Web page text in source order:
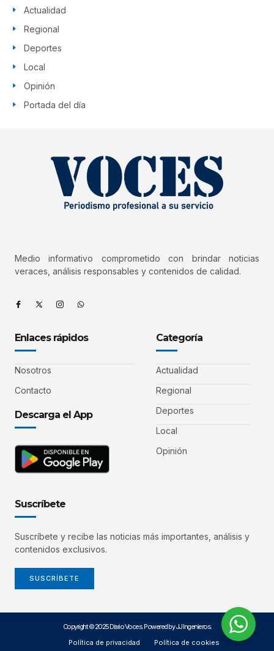
Actualidad
Regional
Deportes
Local
Opinión
Portada del día
Medio informativo comprometido con brindar noticias
veraces, análisis responsables y contenidos de calidad.
Enlaces rápidos
Nosotros
Contacto
Descarga el App
Categoría
Actualidad
Regional
Deportes
Local
Opinión
Suscríbete
Suscríbete y recibe las noticias más importantes, análisis y
contenidos exclusivos.
SUSCRÍBETE
Copyright © 2025 Diario Voces. Powered by JJ Ingenieros.
Política de privacidad
Política de cookies